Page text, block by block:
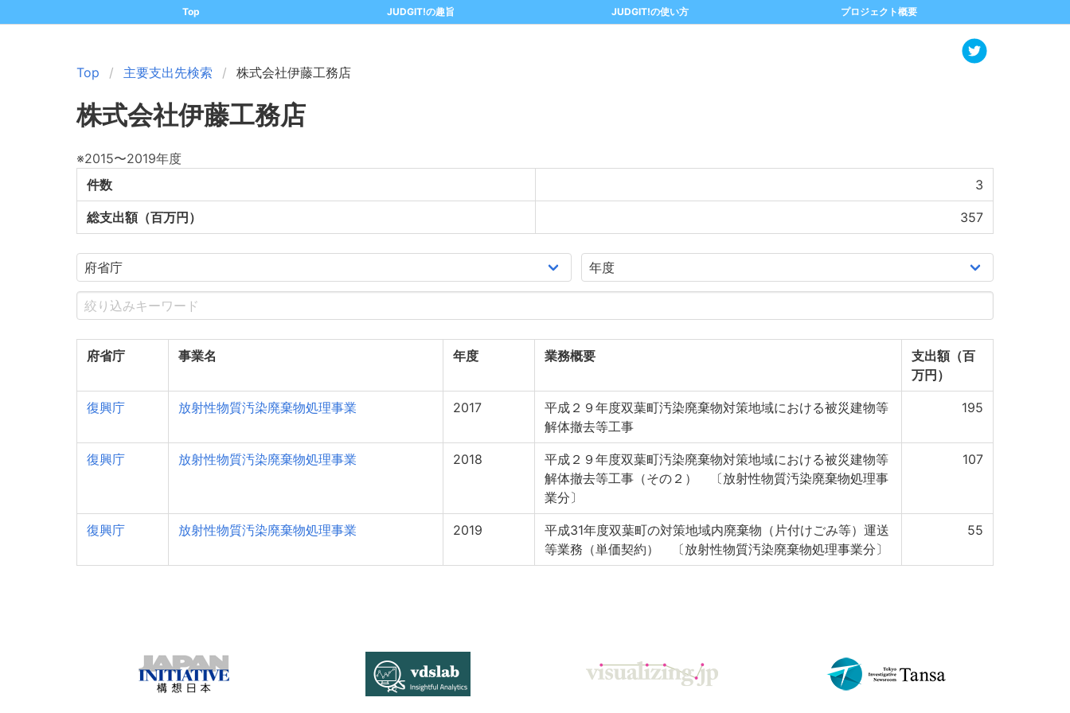
Top JUDGIT!の趣旨 JUDGIT!の使い方 プロジェクト概要
Top 主要支出先検索 株式会社伊藤工務店
株式会社伊藤工務店
※2015〜2019年度
件数
3
総支出額（百万円） 357
府省庁 事業名 年度 業務概要
支出額（百
万円）
復興庁 放射性物質汚染廃棄物処理事業 2017
平成２９年度双葉町汚染廃棄物対策地域における被災建物等
解体撤去等工事
195
復興庁 放射性物質汚染廃棄物処理事業 2018
平成２９年度双葉町汚染廃棄物対策地域における被災建物等
解体撤去等工事（その２） 〔放射性物質汚染廃棄物処理事
業分〕
107
復興庁 放射性物質汚染廃棄物処理事業 2019
平成31年度双葉町の対策地域内廃棄物（片付けごみ等）運送
等業務（単価契約） 〔放射性物質汚染廃棄物処理事業分〕
55